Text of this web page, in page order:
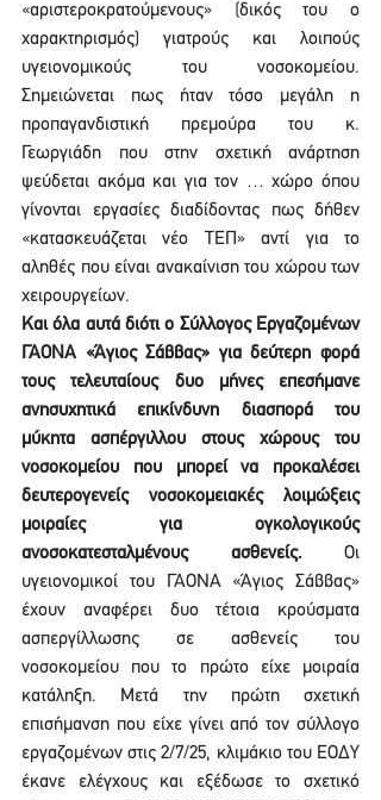
«αριστεροκρατούμενους» (δικός του ο
χαρακτηρισμός) γιατρούς και λοιπούς
υγειονομικούς του νοσοκομείου.
Σημειώνεται πως ήταν τόσο μεγάλη η
προπαγανδιστική πρεμούρα του κ.
Γεωργιάδη που στην σχετική ανάρτηση
ψεύδεται ακόμα και για τον … χώρο όπου
γίνονται εργασίες διαδίδοντας πως δήθεν
«κατασκευάζεται νέο ΤΕΠ» αντί για το
αληθές που είναι ανακαίνιση του χώρου των
χειρουργείων.
Και όλα αυτά διότι ο Σύλλογος Εργαζομένων
ΓΑΟΝΑ «Άγιος Σάββας» για δεύτερη φορά
τους τελευταίους δυο μήνες επεσήμανε
ανησυχητικά επικίνδυνη διασπορά του
μύκητα ασπέργιλλου στους χώρους του
νοσοκομείου που μπορεί να προκαλέσει
δευτερογενείς νοσοκομειακές λοιμώξεις
μοιραίες για ογκολογικούς
ανοσοκατεσταλμένους ασθενείς. Οι
υγειονομικοί του ΓΑΟΝΑ «Άγιος Σάββας»
έχουν αναφέρει δυο τέτοια κρούσματα
ασπεργίλλωσης σε ασθενείς του
νοσοκομείου που το πρώτο είχε μοιραία
κατάληξη. Μετά την πρώτη σχετική
επισήμανση που είχε γίνει από τον σύλλογο
εργαζομένων στις 2/7/25, κλιμάκιο του ΕΟΔΥ
έκανε ελέγχους και εξέδωσε το σχετικό